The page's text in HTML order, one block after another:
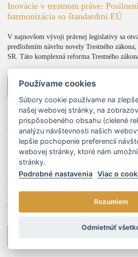
Inovácie v trestnom práve:
harmonizácia so štandardmi EÚ
V najnovšom vývoji právnej legislatívy sa
predložením návrhu novely Trestného
SR. Táto komplexná reforma Trestného
viac
29.11.2023 Mgr. Peter Marenčák
Kategorizácia zdravotníckych
cien z EÚ
K tomu, aby bola zdravotnícka pomôcka na
hradená zdravotnými poisťovňami, je potrebné,
procesom kategorizácie a bola zaradená do
O...
Používame cookies
Súbory cookie používame na
našej webovej stránky, na
prispôsobeného obsahu (cielené
analýzu návštevnosti našich
lepšie pochopenie preferencií
webovej stránky, ktoré nám
stránky.
Podrobné nastavenia
Viac o
Rozumiem
Odmietnúť